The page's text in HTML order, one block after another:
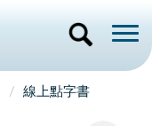
線上點字書